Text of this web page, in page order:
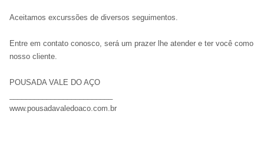
Aceitamos excurssões de diversos seguimentos.
Entre em contato conosco, será um prazer lhe atender e ter você como
nosso cliente.
POUSADA VALE DO AÇO
www.pousadavaledoaco.com.br